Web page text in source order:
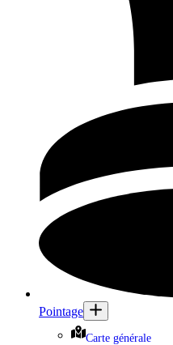
Pointage
Carte générale